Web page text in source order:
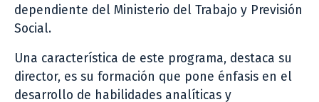
dependiente del Ministerio del Trabajo y Previsión
Social.
Una característica de este programa, destaca su
director, es su formación que pone énfasis en el
desarrollo de habilidades analíticas y